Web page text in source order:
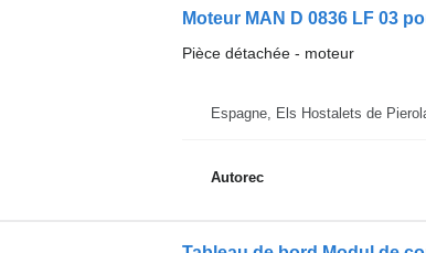
Moteur MAN D 0836 LF 03
Pièce détachée - moteur
Espagne, Els Hostalets de
Autorec